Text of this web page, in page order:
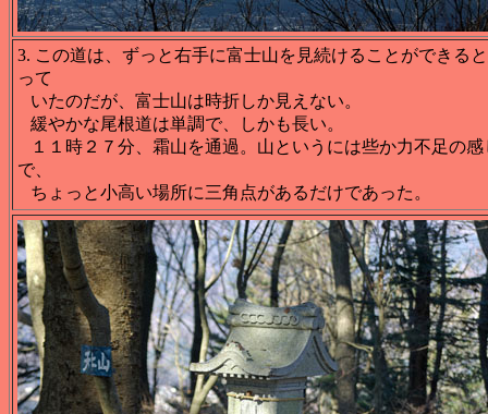
3. この道は、ずっと右手に富士山を見続けることができる
って
いたのだが、富士山は時折しか見えない。
緩やかな尾根道は単調で、しかも長い。
１１時２７分、霜山を通過。山というには些か力不足の感
で、
ちょっと小高い場所に三角点があるだけであった。